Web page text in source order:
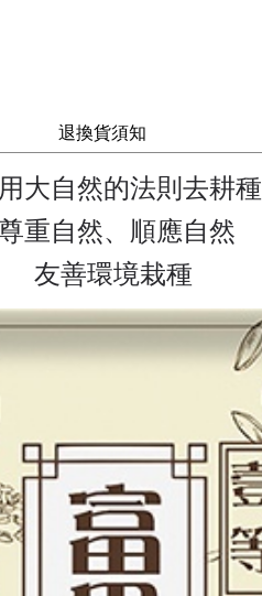
退換貨須知
大自然的法則去耕種
重自然、順應自然
友善環境栽種